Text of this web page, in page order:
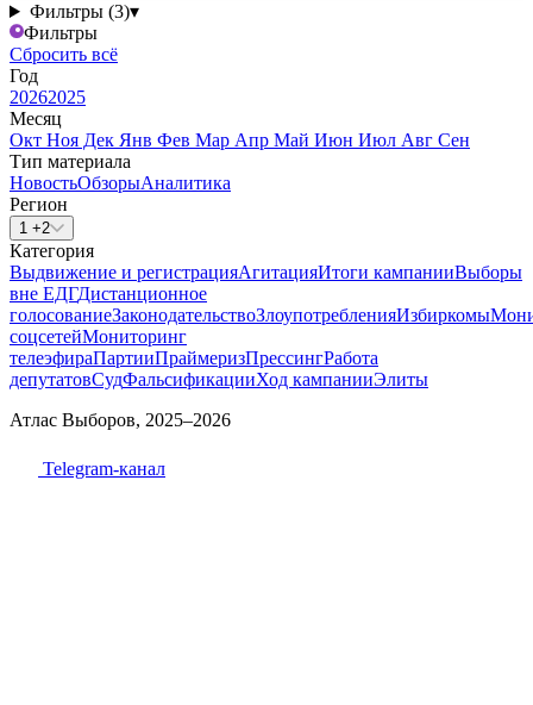
Фильтры (3)▾
Фильтры
Сбросить всё
Год
20262025
Месяц
Окт Ноя Дек Янв Фев Мар Апр Май Июн Июл Авг Сен
Тип материала
НовостьОбзорыАналитика
Регион
1 +2
Категория
Выдвижение и регистрацияАгитацияИтоги кампанииВыборы
вне ЕДГДистанционное
голосованиеЗаконодательствоЗлоупотребленияИзбиркомы
соцсетейМониторинг
телеэфираПартииПраймеризПрессингРабота
депутатовСудФальсификацииХод кампанииЭлиты
Атлас Выборов, 2025–2026
Telegram-канал